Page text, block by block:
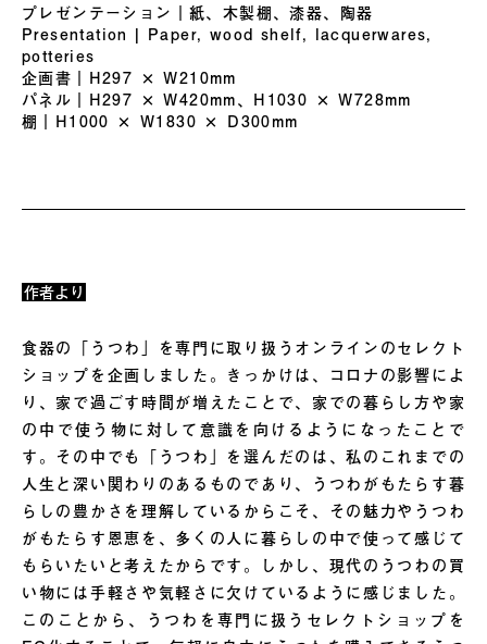
プレゼンテーション｜紙、木製棚、漆器、陶器
Presentation | Paper, wood shelf, lacquerwares,
potteries
企画書｜H297 × W210mm
パネル｜H297 × W420mm、H1030 × W728mm
棚｜H1000 × W1830 × D300mm
作者より
食器の「うつわ」を専門に取り扱うオンラインのセレクト
ショップを企画しました。きっかけは、コロナの影響によ
り、家で過ごす時間が増えたことで、家での暮らし方や家
の中で使う物に対して意識を向けるようになったことで
す。その中でも「うつわ」を選んだのは、私のこれまでの
人生と深い関わりのあるものであり、うつわがもたらす暮
らしの豊かさを理解しているからこそ、その魅力やうつわ
がもたらす恩恵を、多くの人に暮らしの中で使って感じて
もらいたいと考えたからです。しかし、現代のうつわの買
い物には手軽さや気軽さに欠けているように感じました。
このことから、うつわを専門に扱うセレクトショップを